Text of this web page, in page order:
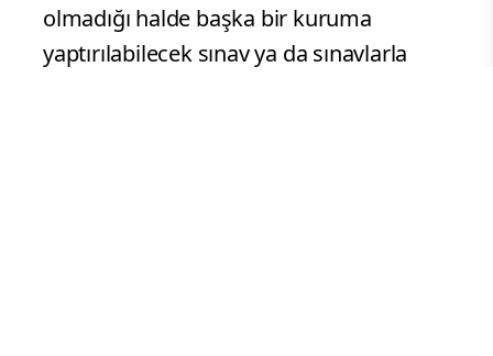
olmadığı halde başka bir kuruma
yaptırılabilecek sınav ya da sınavlarla